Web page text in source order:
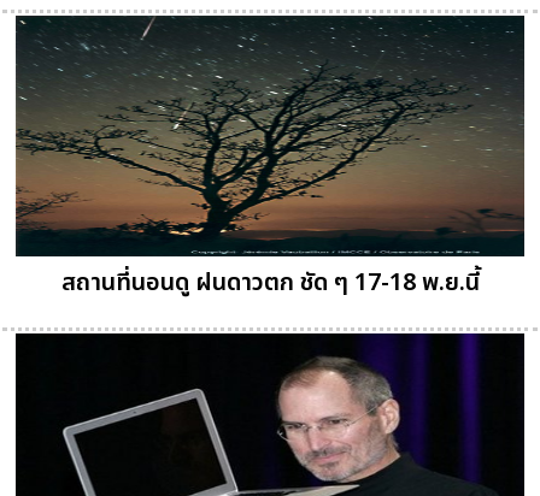
สถานที่นอนดู ฝนดาวตก ชัด ๆ 17-18 พ.ย.นี้